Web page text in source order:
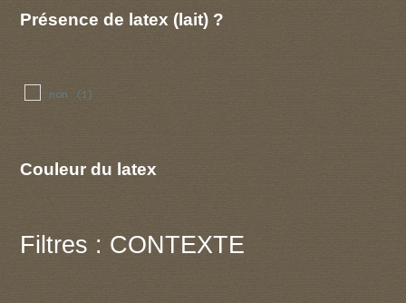
Présence de latex (lait) ?
non (1)
Couleur du latex
Filtres : CONTEXTE